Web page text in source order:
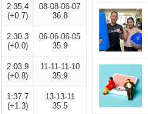
2:35.4
(+0.7)
08-08-06-07
36.8
2:30.3
(+0.0)
06-06-06-05
35.9
2:03.9
(+0.8)
11-11-11-10
35.9
1:37.7
(+1.3)
13-13-11
35.5